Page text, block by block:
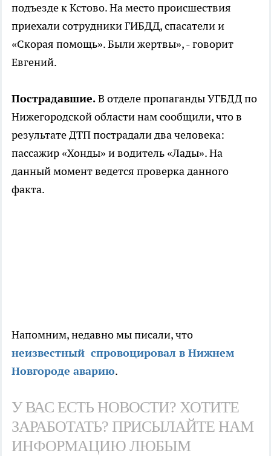
подъезде к Кстово. На место происшествия
приехали сотрудники ГИБДД, спасатели и
«Скорая помощь». Были жертвы», - говорит
Евгений.
Пострадавшие.В отделе пропаганды УГБДД по
Нижегородской области нам сообщили, что в
результате ДТП пострадали два человека:
пассажир «Хонды» и водитель «Лады». На
данный момент ведется проверка данного
факта.
Напомним, недавно мы писали, что
неизвестный спровоцировал в Нижнем
Новгороде аварию.
У ВАС ЕСТЬ НОВОСТИ? ХОТИТЕ
ЗАРАБОТАТЬ? ПРИСЫЛАЙТЕ НАМ
ИНФОРМАЦИЮ ЛЮБЫМ